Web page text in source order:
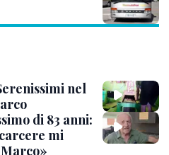
nel
di 83 anni:
mi
Marco»